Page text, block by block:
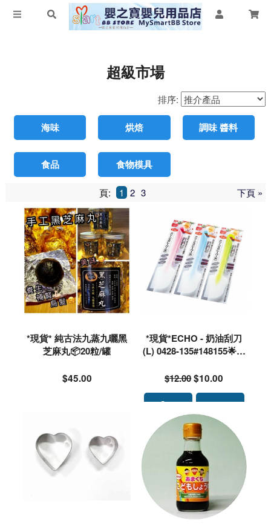
超級市場
排序:
海味 烘焙 調味 醬料
食品 食物模具
下頁 »
頁: 1 2 3
*現貨* 純古法九蒸九曬黑
芝麻丸📦20粒/罐
$45.00
*現貨*ECHO - 奶油刮刀
(L) 0428-135#148155🌟落
🙏🏻🥰🥰
$12.00$10.00